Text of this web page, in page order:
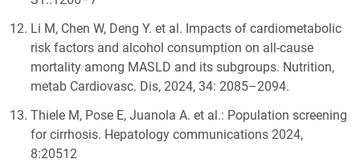
Li M, Chen W, Deng Y. et al. Impacts of cardiometabolic
risk factors and alcohol consumption on all-cause
mortality among MASLD and its subgroups. Nutrition,
metab Cardiovasc. Dis, 2024, 34: 2085–2094.
Thiele M, Pose E, Juanola A. et al.: Population screening
for cirrhosis. Hepatology communications 2024,
8:20512